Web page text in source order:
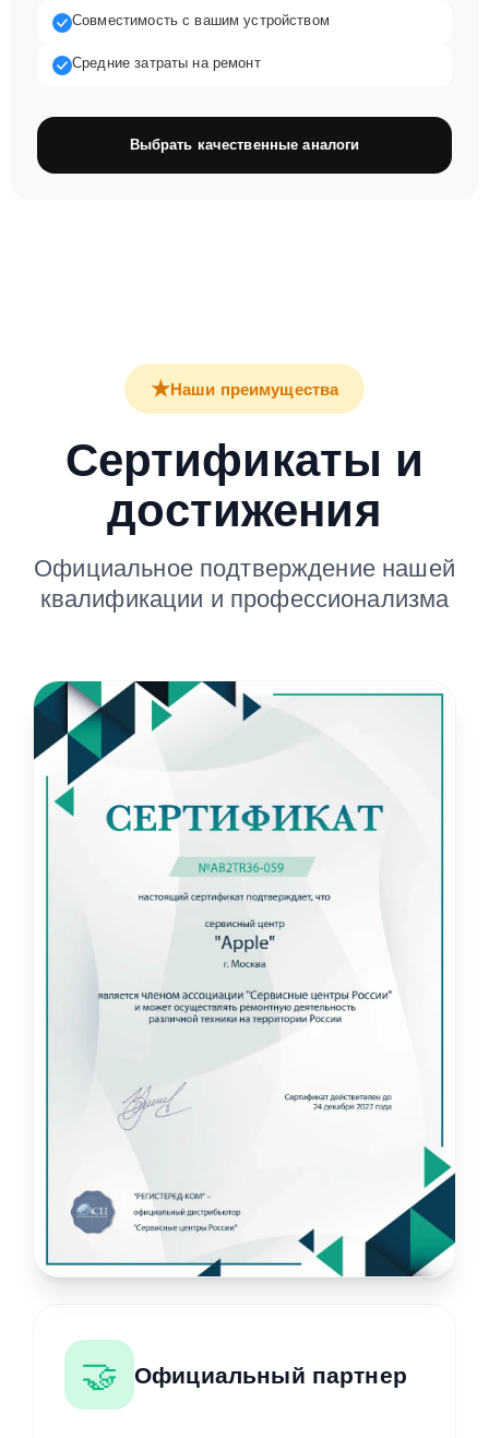
Совместимость с вашим устройством
Средние затраты на ремонт
Выбрать качественные аналоги
★Наши преимущества
Сертификаты и
достижения
Официальное подтверждение нашей
квалификации и профессионализма
🤝 Официальный партнер